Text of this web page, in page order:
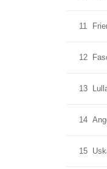
11
12
13
14
15